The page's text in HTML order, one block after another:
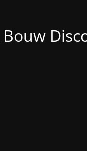
Bouw